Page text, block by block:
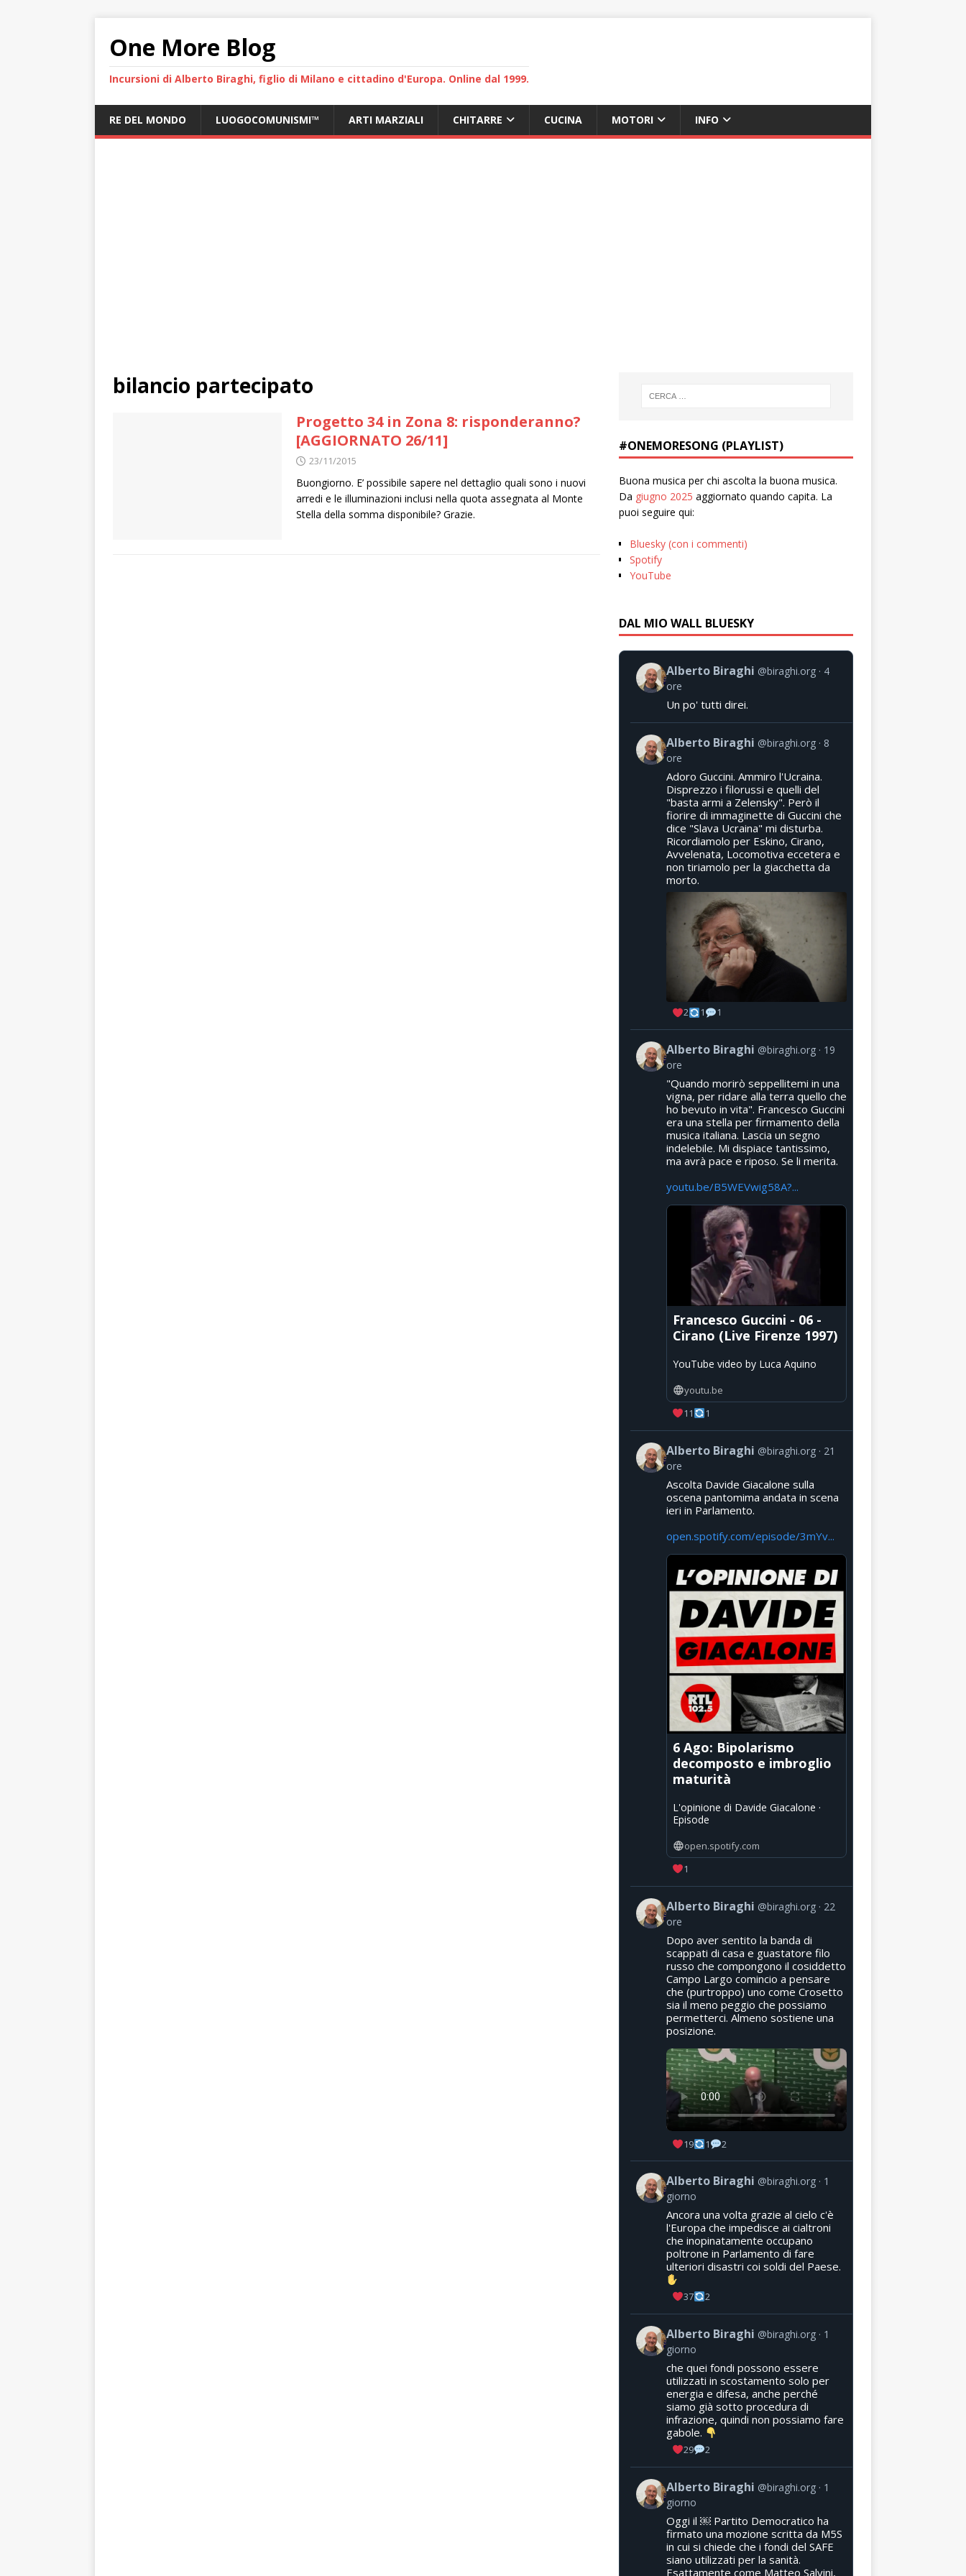
One More Blog
Incursioni di Alberto Biraghi, figlio di Milano e cittadino d'Europa. Online dal 1999.
RE DEL MONDO LUOGOCOMUNISMI™ ARTI MARZIALI CHITARRE CUCINA MOTORI INFO
bilancio partecipato
Progetto 34 in Zona 8: risponderanno?
[AGGIORNATO 26/11]
23/11/2015
Buongiorno. E’ possibile sapere nel dettaglio quali sono i nuovi
arredi e le illuminazioni inclusi nella quota assegnata al Monte
Stella della somma disponibile? Grazie.
#ONEMORESONG (PLAYLIST)
Buona musica per chi ascolta la buona musica.
Da giugno 2025 aggiornato quando capita. La
puoi seguire qui:
Bluesky (con i commenti)
Spotify
YouTube
DAL MIO WALL BLUESKY
Alberto Biraghi @biraghi.org
4
ore
Un po' tutti direi.
Alberto Biraghi @biraghi.org
8
ore
Adoro Guccini. Ammiro l'Ucraina.
Disprezzo i filorussi e quelli del
"basta armi a Zelensky". Però il
fiorire di immaginette di Guccini che
dice "Slava Ucraina" mi disturba.
Ricordiamolo per Eskino, Cirano,
Avvelenata, Locomotiva eccetera e
non tiriamolo per la giacchetta da
morto.
2 1 1
Alberto Biraghi @biraghi.org
19
ore
"Quando morirò seppellitemi in una
vigna, per ridare alla terra quello che
ho bevuto in vita". Francesco Guccini
era una stella per firmamento della
musica italiana. Lascia un segno
indelebile. Mi dispiace tantissimo,
ma avrà pace e riposo. Se li merita.
youtu.be/B5WEVwig58A?...
Francesco Guccini - 06 -
Cirano (Live Firenze 1997)
YouTube video by Luca Aquino
youtu.be
11
1
Alberto Biraghi @biraghi.org
21
ore
Ascolta Davide Giacalone sulla
oscena pantomima andata in scena
ieri in Parlamento.
open.spotify.com/episode/3mYv...
6 Ago: Bipolarismo
decomposto e imbroglio
maturità
L'opinione di Davide Giacalone ·
Episode
open.spotify.com
1
Alberto Biraghi @biraghi.org
22
ore
Dopo aver sentito la banda di
scappati di casa e guastatore filo
russo che compongono il cosiddetto
Campo Largo comincio a pensare
che (purtroppo) uno come Crosetto
sia il meno peggio che possiamo
permetterci. Almeno sostiene una
posizione.
19 1 2
Alberto Biraghi @biraghi.org
1
giorno
Ancora una volta grazie al cielo c'è
l'Europa che impedisce ai cialtroni
che inopinatamente occupano
poltrone in Parlamento di fare
ulteriori disastri coi soldi del Paese.
37 2
Alberto Biraghi @biraghi.org
1
giorno
che quei fondi possono essere
utilizzati in scostamento solo per
energia e difesa, anche perché
siamo già sotto procedura di
infrazione, quindi non possiamo fare
gabole.
29 2
Alberto Biraghi @biraghi.org
1
giorno
Oggi il ￼ Partito Democratico ha
firmato una mozione scritta da M5S
in cui si chiede che i fondi del SAFE
siano utilizzati per la sanità.
Esattamente come Matteo Salvini,